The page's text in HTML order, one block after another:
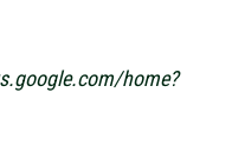
home?